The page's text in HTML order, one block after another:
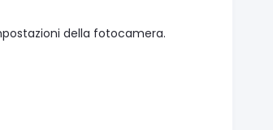
della fotocamera.